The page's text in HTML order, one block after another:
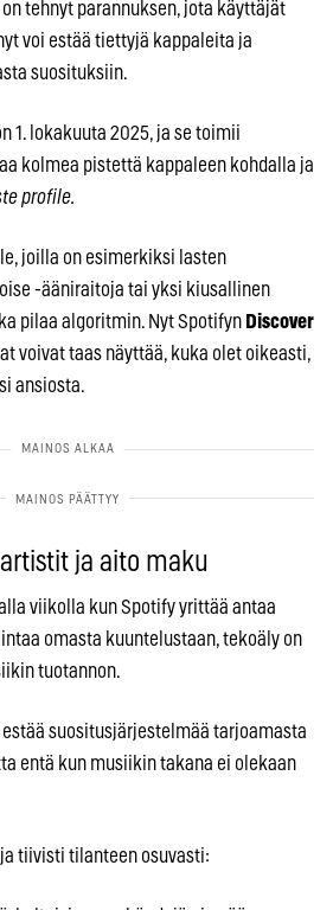
tehnyt parannuksen, jota käyttäjät
voi estää tiettyjä kappaleita ja
suosituksiin.
1. lokakuuta 2025, ja se toimii
kolmea pistettä kappaleen kohdalla ja
profile.
joilla on esimerkiksi lasten
-ääniraitoja tai yksi kiusallinen
pilaa algoritmin. Nyt Spotifyn Discover
voivat taas näyttää, kuka olet oikeasti,
ansiosta.
ja aito maku
viikolla kun Spotify yrittää antaa
omasta kuuntelustaan, tekoäly on
tuotannon.
suositusjärjestelmää tarjoamasta
entä kun musiikin takana ei olekaan
tiivisti tilanteen osuvasti: